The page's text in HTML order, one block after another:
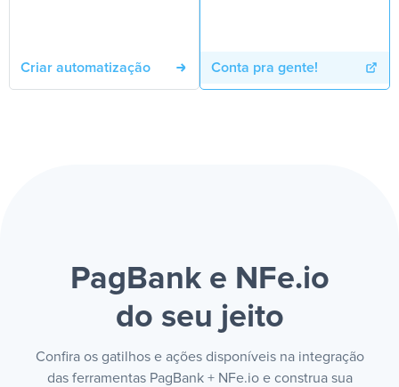
Criar automatização Conta pra gente!
PagBank e NFe.io
do seu jeito
Confira os gatilhos e ações disponíveis na integração
das ferramentas PagBank + NFe.io e construa sua